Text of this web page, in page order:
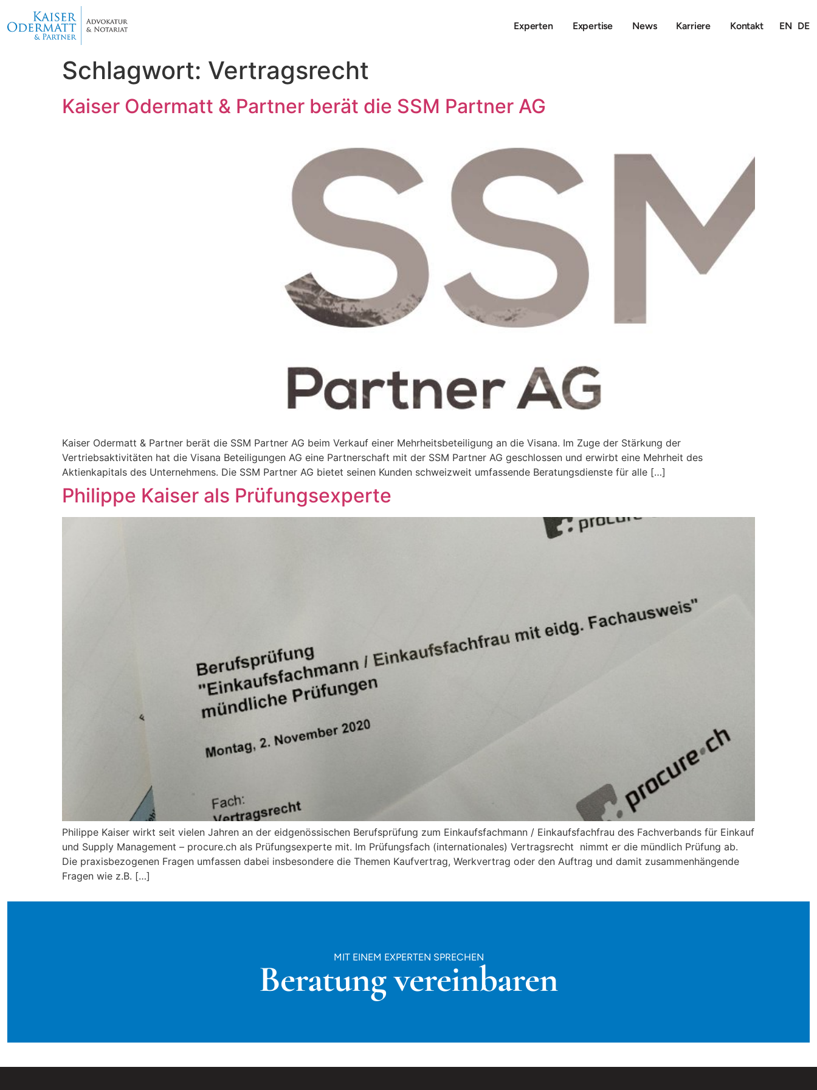
Experten Expertise News Karriere Kontakt EN DE
Schlagwort: Vertragsrecht
Kaiser Odermatt & Partner berät die SSM Partner AG
Kaiser Odermatt & Partner berät die SSM Partner AG beim Verkauf einer Mehrheitsbeteiligung an die Visana. Im Zuge der Stärkung der
Vertriebsaktivitäten hat die Visana Beteiligungen AG eine Partnerschaft mit der SSM Partner AG geschlossen und erwirbt eine Mehrheit des
Aktienkapitals des Unternehmens. Die SSM Partner AG bietet seinen Kunden schweizweit umfassende Beratungsdienste für alle […]
Philippe Kaiser als Prüfungsexperte
Philippe Kaiser wirkt seit vielen Jahren an der eidgenössischen Berufsprüfung zum Einkaufsfachmann / Einkaufsfachfrau des Fachverbands für Einkauf
und Supply Management – procure.ch als Prüfungsexperte mit. Im Prüfungsfach (internationales) Vertragsrecht nimmt er die mündlich Prüfung ab.
Die praxisbezogenen Fragen umfassen dabei insbesondere die Themen Kaufvertrag, Werkvertrag oder den Auftrag und damit zusammenhängende
Fragen wie z.B. […]
MIT EINEM EXPERTEN SPRECHEN
Beratung vereinbaren